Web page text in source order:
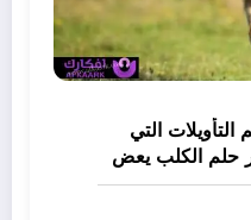
التي
حلم الكلب يعض